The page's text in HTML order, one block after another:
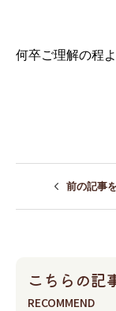
何卒ご理解の程
前の記事
こちらの記
RECOMMEND